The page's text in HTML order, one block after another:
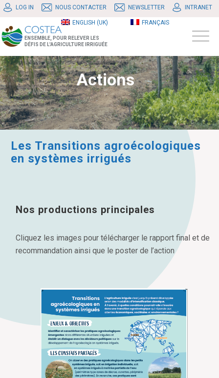
LOG IN NOUS CONTACTER NEWSLETTER INTRANET
ENGLISH (UK) FRANÇAIS
ENSEMBLE, POUR RELEVER LES
DÉFIS DE L'AGRICULTURE IRRIGUÉE
Actions
Les Transitions agroécologiques
en systèmes irrigués
Nos productions principales
Cliquez les images pour télécharger le rapport final et de
recommandation ainsi que le poster de l’action